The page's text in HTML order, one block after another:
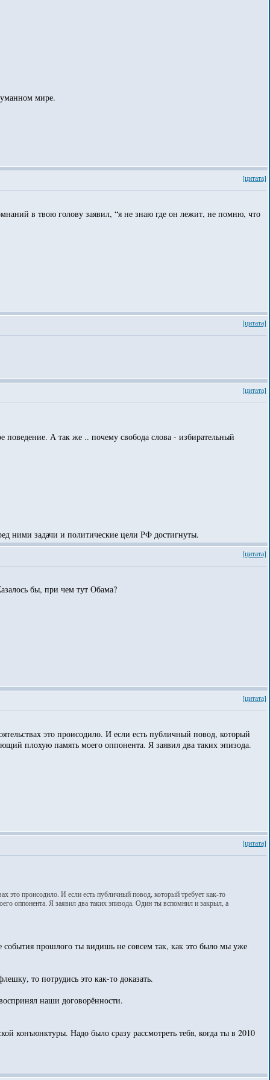
мире.
[цитата]
в твою голову заявил, “я не знаю где он лежит, не помню, что
[цитата]
[цитата]
А так же .. почему свобода слова - избирательный
ними задачи и политические цели РФ достигнуты.
[цитата]
бы, при чем тут Обама?
[цитата]
это происодило. И если есть публичный повод, который
плохую память моего оппонента. Я заявил два таких эпизода.
[цитата]
происодило. И если есть публичный повод, который требует как-то
оппонента. Я заявил два таких эпизода. Один ты вспомнил и закрыл, а
события прошлого ты видишь не совсем так, как это было мы уже
то потрудись это как-то доказать.
наши договорённости.
конъюнктуры. Надо было сразу рассмотреть тебя, когда ты в 2010